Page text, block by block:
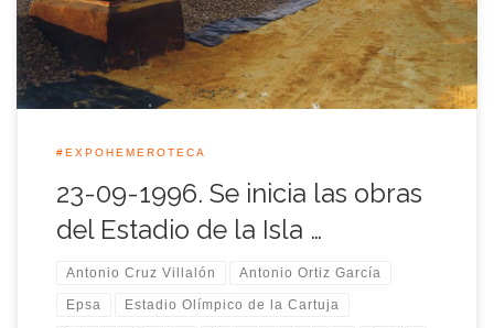
[…]
#EXPOHEMEROTECA
23-09-1996. Se inicia las obras
del Estadio de la Isla …
Antonio Cruz Villalón Antonio Ortiz García
Epsa Estadio Olímpico de la Cartuja